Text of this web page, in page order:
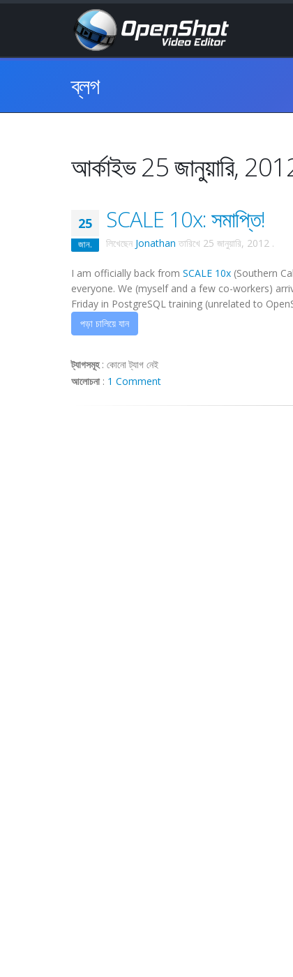
ব্লগ
আর্কাইভ 25 জানুয়ারি,
25
জান.
SCALE 10x: সমাপ্তি!
লিখেছেন Jonathan তারিখে 25 জানুয়ারি, 2012 .
I am officially back from SCALE 10x (Southern
everyone. We (myself and a few co-workers)
Friday in PostgreSQL training (unrelated to
পড়া চালিয়ে যান
ট্যাগসমূহ: কোনো ট্যাগ নেই
আলোচনা: 1 Comment